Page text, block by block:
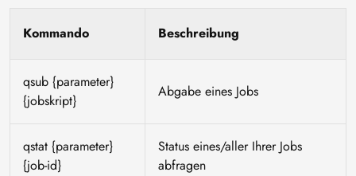
Kommando Beschreibung
qsub {parameter}
{jobskript}
Abgabe eines Jobs
qstat {parameter}
{job-id}
Status eines/aller Ihrer Jobs
abfragen